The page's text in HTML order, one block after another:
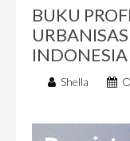
BUKU
INDONESIA
Shella